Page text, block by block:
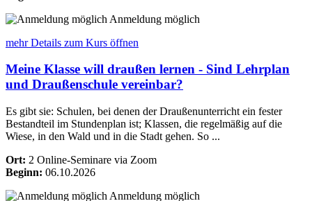
Anmeldung möglich
mehr Details zum Kurs öffnen
Meine Klasse will draußen lernen - Sind Lehrplan
und Draußenschule vereinbar?
Es gibt sie: Schulen, bei denen der Draußenunterricht ein fester
Bestandteil im Stundenplan ist; Klassen, die regelmäßig auf die
Wiese, in den Wald und in die Stadt gehen. So ...
Ort: 2 Online-Seminare via Zoom
Beginn: 06.10.2026
Anmeldung möglich